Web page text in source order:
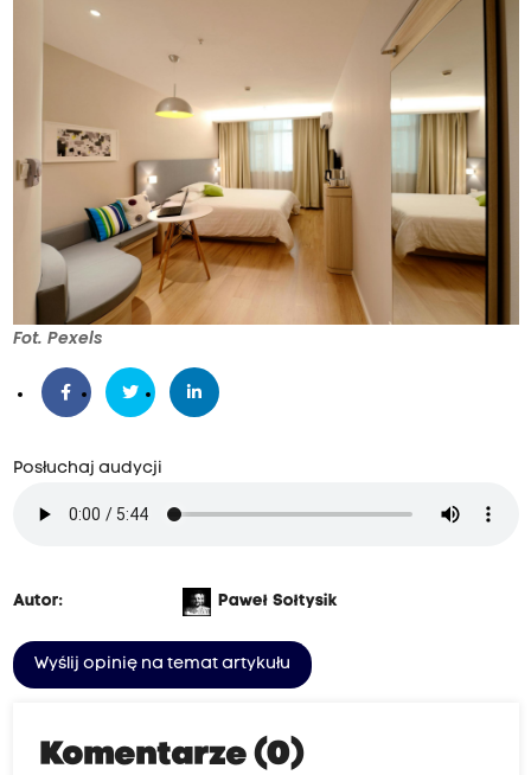
Fot. Pexels
Posłuchaj audycji
Autor: Paweł Sołtysik
Wyślij opinię na temat artykułu
Komentarze (0)